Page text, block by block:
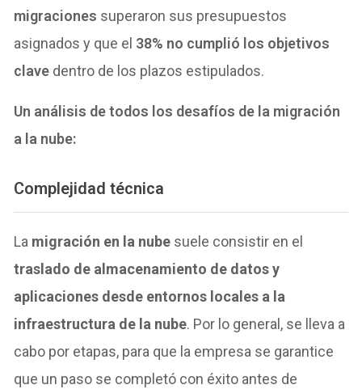
migraciones superaron sus presupuestos
asignados y que el 38% no cumplió los objetivos
clave dentro de los plazos estipulados.
Un análisis de todos los desafíos de la migración
a la nube:
Complejidad técnica
La migración en la nube suele consistir en el
traslado de almacenamiento de datos y
aplicaciones desde entornos locales a la
infraestructura de la nube. Por lo general, se lleva a
cabo por etapas, para que la empresa se garantice
que un paso se completó con éxito antes de